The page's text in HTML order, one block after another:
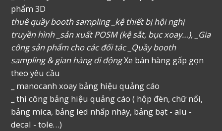
phẩm 3D
thuê quầy booth sampling _kệ thiết bị hội nghị
truyền hình _sản xuất POSM (kệ sắt, bục xoay…), _Gia
công sản phẩm cho các đối tác _Quầy booth
sampling & gian hàng di độngXe bán hàng gấp gọn
theo yêu cầu
_ manocanh xoay bảng hiệu quảng cáo
_ thi công bảng hiệu quảng cáo ( hộp đèn, chữ nổi,
bảng mica, bảng led nhấp nháy, bảng bạt - alu -
decal - tole…)